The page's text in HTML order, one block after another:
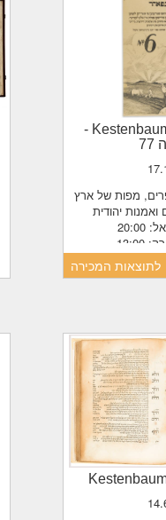
-
יהודית
לתוצאות המכירה